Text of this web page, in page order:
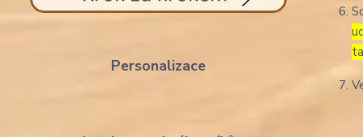
Personalizace